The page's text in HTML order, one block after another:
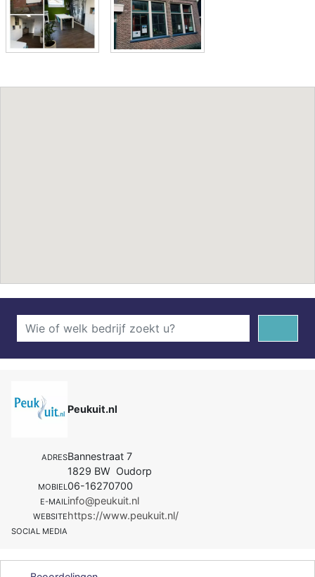
Peukuit.nl
ADRESBannestraat 7
1829 BW Oudorp
MOBIEL06-16270700
E-MAILinfo@peukuit.nl
WEBSITEhttps://www.peukuit.nl/
SOCIAL MEDIA